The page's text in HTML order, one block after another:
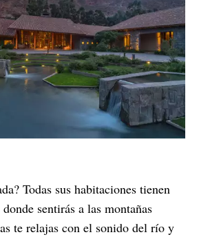
Todas sus habitaciones tienen
sentirás a las montañas
te relajas con el sonido del río y